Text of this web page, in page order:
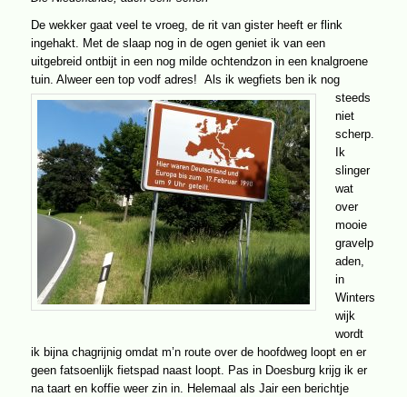
De wekker gaat veel te vroeg, de rit van gister heeft er flink
ingehakt. Met de slaap nog in de ogen geniet ik van een
uitgebreid ontbijt in een nog milde ochtendzon in een knalgroene
tuin. Alweer een top vodf adres! Als ik wegfiets ben ik nog
steeds
niet
scherp.
Ik
slinger
wat
over
mooie
gravelp
aden,
in
Winters
wijk
wordt
ik bijna chagrijnig omdat m’n route over de hoofdweg loopt en er
geen fatsoenlijk fietspad naast loopt. Pas in Doesburg krijg ik er
na taart en koffie weer zin in. Helemaal als Jair een berichtje